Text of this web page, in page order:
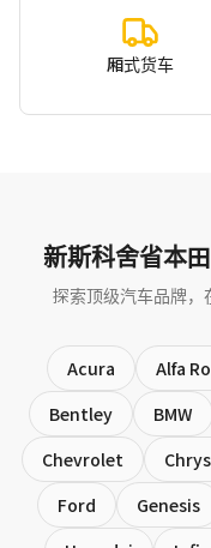
厢式货车
新斯科舍省本
探索顶级汽车品牌
Acura Alfa
Bentley
BMW
Chevrolet
Ford
Genesis